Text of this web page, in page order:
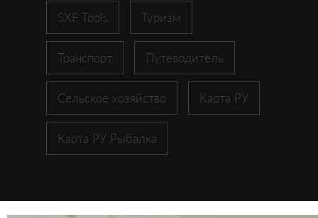
SXF Tools Туризм
Транспорт Путеводитель
Сельское хозяйство Карта РУ
Карта РУ Рыбалка